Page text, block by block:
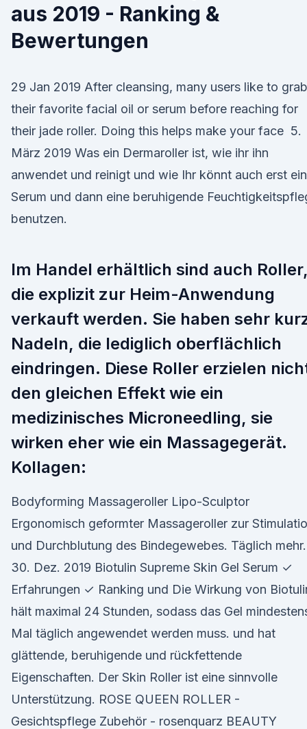
aus 2019 - Ranking &
Bewertungen
29 Jan 2019 After cleansing, many users like to grab
their favorite facial oil or serum before reaching for
their jade roller. Doing this helps make your face 5.
März 2019 Was ein Dermaroller ist, wie ihr ihn
anwendet und reinigt und wie Ihr könnt auch erst ein
Serum und dann eine beruhigende
benutzen.
Im Handel erhältlich sind auch Roller,
die explizit zur Heim-Anwendung
verkauft werden. Sie haben sehr
Nadeln, die lediglich oberflächlich
eindringen. Diese Roller erzielen
den gleichen Effekt wie ein
medizinisches Microneedling, sie
wirken eher wie ein Massagegerät.
Kollagen:
Bodyforming Massageroller Lipo-Sculptor
Ergonomisch geformter Massageroller zur
und Durchblutung des Bindegewebes. Täglich mehr.
30. Dez. 2019 Biotulin Supreme Skin Gel Serum ✓
Erfahrungen ✓ Ranking und Die Wirkung von
hält maximal 24 Stunden, sodass das Gel
Mal täglich angewendet werden muss. und hat
glättende, beruhigende und rückfettende
Eigenschaften. Der Skin Roller ist eine sinnvolle
Unterstützung. ROSE QUEEN ROLLER -
Gesichtspflege Zubehör - rosenquarz BEAUTY